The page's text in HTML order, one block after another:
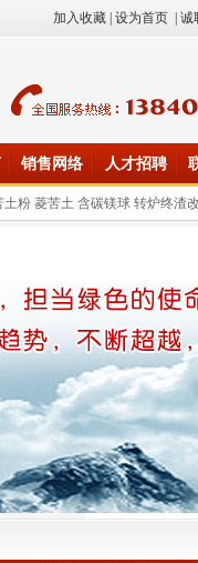
加入收藏 设为首页 诚
销售网络 人才招聘
粉 菱苦土 含碳镁球 转炉终渣